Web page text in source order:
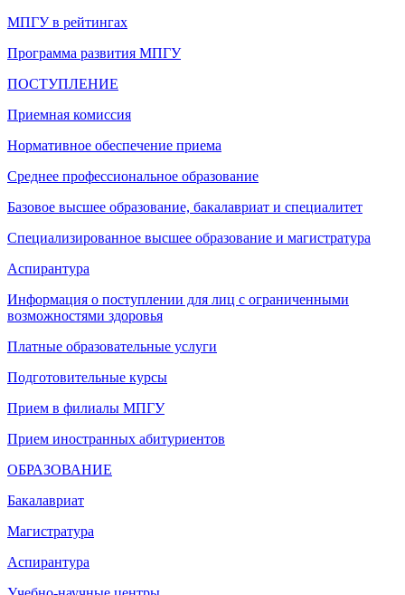
МПГУ в рейтингах
Программа развития МПГУ
ПОСТУПЛЕНИЕ
Приемная комиссия
Нормативное обеспечение приема
Среднее профессиональное образование
Базовое высшее образование, бакалавриат и специалитет
Специализированное высшее образование и магистратура
Аспирантура
Информация о поступлении для лиц с ограниченными
возможностями здоровья
Платные образовательные услуги
Подготовительные курсы
Прием в филиалы МПГУ
Прием иностранных абитуриентов
ОБРАЗОВАНИЕ
Бакалавриат
Магистратура
Аспирантура